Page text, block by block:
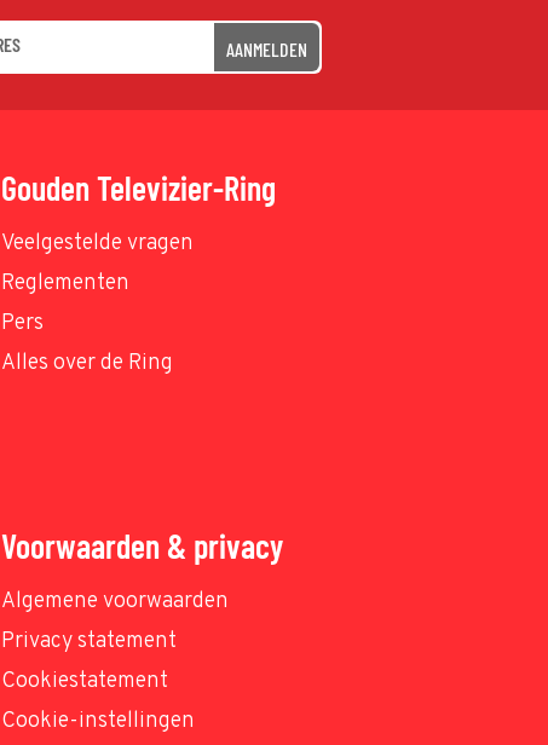
AANMELDEN
Gouden Televizier-Ring
Veelgestelde vragen
Reglementen
Pers
Alles over de Ring
Voorwaarden & privacy
Algemene voorwaarden
Privacy statement
Cookiestatement
Cookie-instellingen